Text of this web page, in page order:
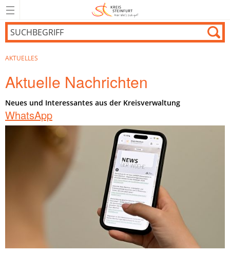
AKTUELLES
Aktuelle Nachrichten
Neues und Interessantes aus der Kreisverwaltung
WhatsApp